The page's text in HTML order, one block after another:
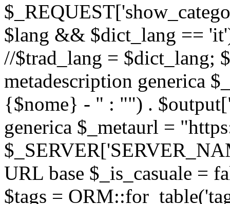
$lang && $dict_lang ==
//$trad_lang = $dict_lang;
metadescription generica
{$nome} - " : "") .
generica $_metaurl =
URL base $_is_casuale =
$tags =